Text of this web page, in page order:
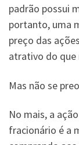
padrão possui
portanto, uma
preço das
atrativo do que
Mas não se
No mais, a
fracionário é a